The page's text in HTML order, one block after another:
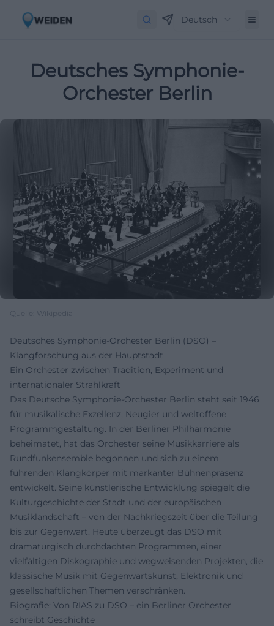
Deutsch
Deutsches Symphonie-
Orchester Berlin
Quelle: Wikipedia
Deutsches Symphonie-Orchester Berlin (DSO) –
Klangforschung aus der Hauptstadt
Ein Orchester zwischen Tradition, Experiment und
internationaler Strahlkraft
Das Deutsche Symphonie-Orchester Berlin steht seit 1946
für musikalische Exzellenz, Neugier und weltoffene
Programmgestaltung. In der Berliner Philharmonie
beheimatet, hat das Orchester seine Musikkarriere als
Rundfunkensemble begonnen und sich zu einem
führenden Klangkörper mit markanter Bühnenpräsenz
entwickelt. Seine künstlerische Entwicklung spiegelt die
Kulturgeschichte der Stadt und der europäischen
Musiklandschaft – von der Nachkriegszeit über die Teilung
bis zur Gegenwart. Heute überzeugt das DSO mit
dramaturgisch durchdachten Programmen, einer
vielfältigen Diskographie und wegweisenden Projekten, die
klassische Musik mit Gegenwartskunst, Elektronik und
gesellschaftlichen Themen verschränken.
Biografie: Von RIAS zu DSO – ein Berliner Orchester
schreibt Geschichte